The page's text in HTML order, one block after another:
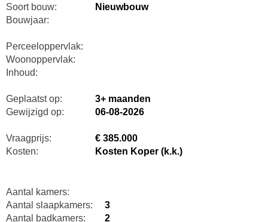
Soort bouw:
Nieuwbouw
Bouwjaar:
Perceeloppervlak:
Woonoppervlak:
Inhoud:
Geplaatst op:
3+ maanden
Gewijzigd op:
06-08-2026
Vraagprijs:
€ 385.000
Kosten:
Kosten Koper (k.k.)
Aantal kamers:
Aantal slaapkamers:
3
Aantal badkamers:
2